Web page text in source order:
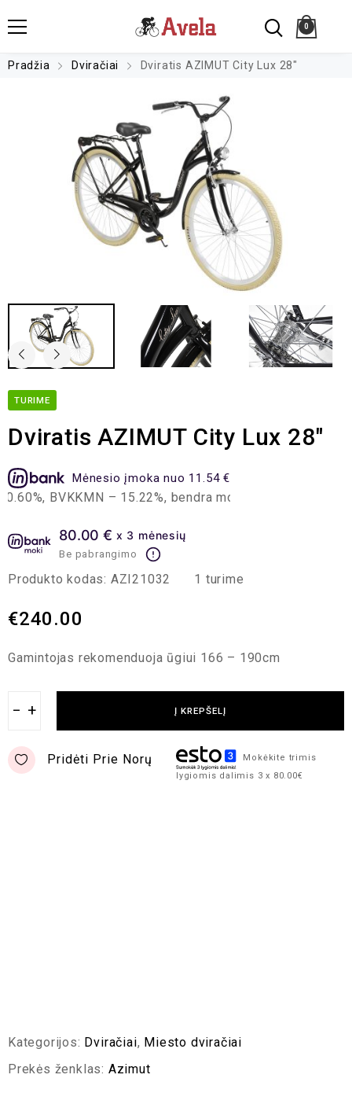
0
Pradžia Dviračiai Dviratis AZIMUT City Lux 28″
TURIME
Dviratis AZIMUT City Lux 28″
Mėnesio įmoka nuo 11.54 €
– 15.22%, bendra mokėtina suma – 276.96
80.00 € x 3 mėnesių
Be pabrangimo
Produkto kodas: AZI21032 1 turime
€240.00
Gamintojas rekomenduoja ūgiui 166 – 190cm
− + Į KREPŠELĮ
Pridėti Prie Norų
Mokėkite trimis
lygiomis dalimis 3 x 80.00€
Kategorijos: Dviračiai, Miesto dviračiai
Prekės ženklas: Azimut